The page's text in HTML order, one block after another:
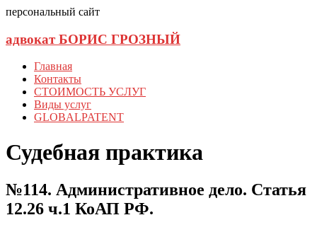
персональный сайт
адвокат БОРИС ГРОЗНЫЙ
Главная
Контакты
СТОИМОСТЬ УСЛУГ
Виды услуг
GLOBALPATENT
Судебная практика
№114. Административное дело. Статья
12.26 ч.1 КоАП РФ.